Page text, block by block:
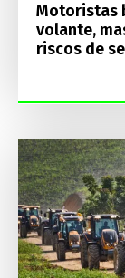
Motoristas
volante,
riscos de